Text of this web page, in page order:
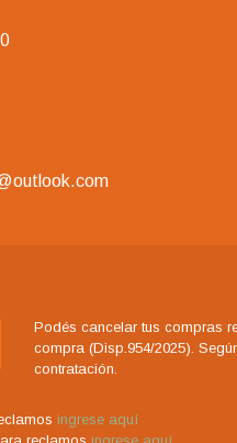
Podés cancelar tus compras
compra (Disp.954/2025).
contratación.
ingrese aquí